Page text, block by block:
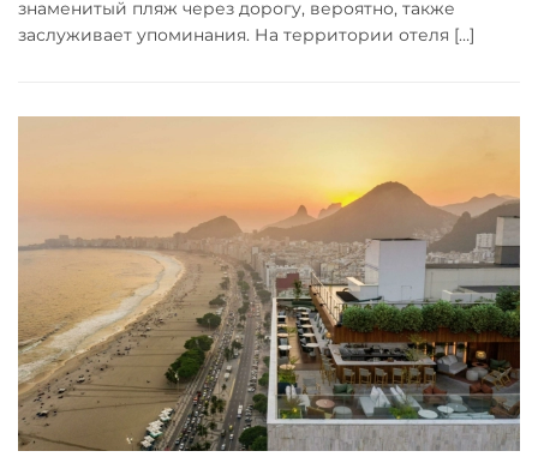
знаменитый пляж через дорогу, вероятно, также
заслуживает упоминания. На территории отеля […]